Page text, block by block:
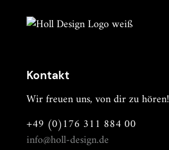
Kontakt
Wir freuen uns, von dir zu hören!
+49 (0)176 311 884 00
info@holl-design.de